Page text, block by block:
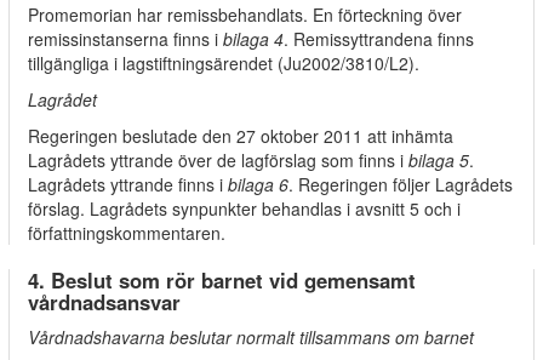
Promemorian har remissbehandlats. En förteckning över
remissinstanserna finns i bilaga 4. Remissyttrandena finns
tillgängliga i lagstiftningsärendet (Ju2002/3810/L2).
Lagrådet
Regeringen beslutade den 27 oktober 2011 att inhämta
Lagrådets yttrande över de lagförslag som finns i bilaga 5.
Lagrådets yttrande finns i bilaga 6. Regeringen följer Lagrådets
förslag. Lagrådets synpunkter behandlas i avsnitt 5 och i
författningskommentaren.
4. Beslut som rör barnet vid gemensamt
vårdnadsansvar
Vårdnadshavarna beslutar normalt tillsammans om barnet